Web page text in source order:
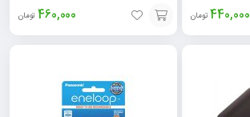
440,000 تومان 460,000 تومان
افزودن